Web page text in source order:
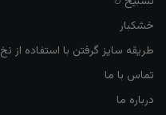
خشکبار
طریقه سایز گرفتن با استفاده از نخ
تماس با ما
درباره ما